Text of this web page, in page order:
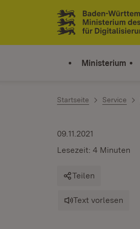
Zum Inhalt springen
Link zur Startseite
Ministerium
Startseite Service
09.11.2021
Lesezeit: 4 Minuten
Teilen
Text vorlesen